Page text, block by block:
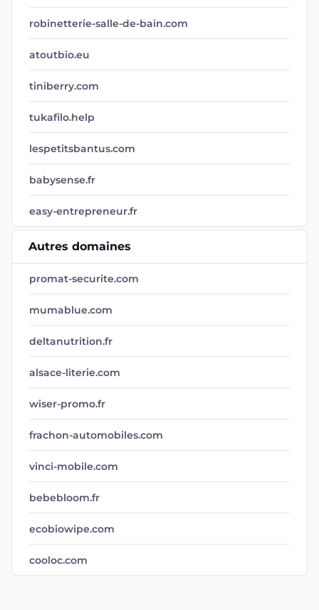
robinetterie-salle-de-bain.com
atoutbio.eu
tiniberry.com
tukafilo.help
lespetitsbantus.com
babysense.fr
easy-entrepreneur.fr
Autres domaines
promat-securite.com
mumablue.com
deltanutrition.fr
alsace-literie.com
wiser-promo.fr
frachon-automobiles.com
vinci-mobile.com
bebebloom.fr
ecobiowipe.com
cooloc.com